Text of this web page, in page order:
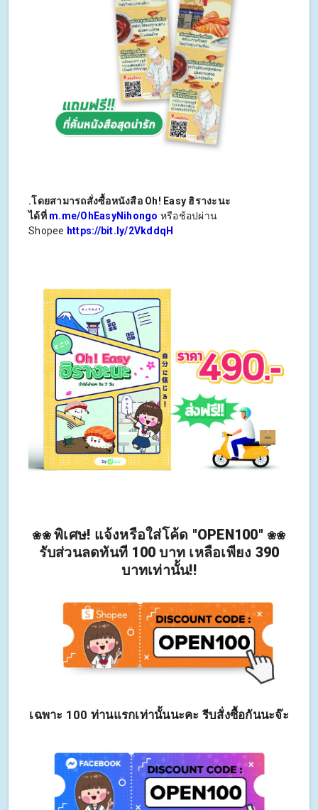
.โดยสามารถสั่งซื้อหนังสือ Oh! Easy ฮิรางะนะ
ได้ที่ m.me/OhEasyNihongo หรือช้อปผ่าน
Shopee https://bit.ly/2VkddqH
❀❀พิเศษ! แจ้งหรือใส่โค้ด "OPEN100" ❀❀
รับส่วนลดทันที 100 บาท เหลือเพียง 390
บาทเท่านั้น!!
เฉพาะ 100 ท่านแรกเท่านั้นนะคะ รีบสั่งซื้อกันนะจ๊ะ